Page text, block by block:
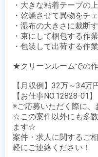
・大きな粘着テープの
・乾燥させて異物をチ
・湿布の大きさに裁断
・束にして梱包する作業
・包装して出荷する作業
★クリーンルームでの
【月収例】32万～34万
【お仕事NO.12828-01】
※ご応募いただく際に、
☆この案件以外にも多
ます☆
案件・求人に関するご
軽にご連絡ください！